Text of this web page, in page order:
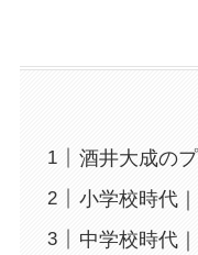
酒井大成の
小学校時代
中学校時代